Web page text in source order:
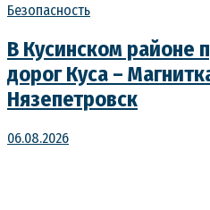
Безопасность
В Кусинском районе
дорог Куса –
Нязепетровск
06.08.2026